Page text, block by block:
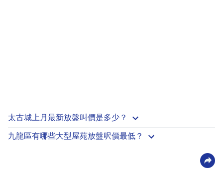
太古城上月最新放盤叫價是多少？
九龍區有哪些大型屋苑放盤呎價最低？